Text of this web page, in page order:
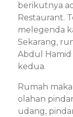
berikutnya
Restaurant.
melegenda
Sekarang,
Abdul
kedua.
Rumah
olahan
udang,